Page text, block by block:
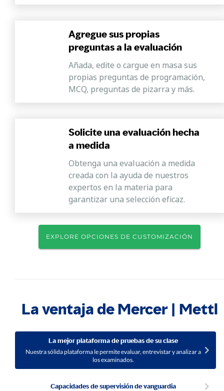
Agregue sus propias
preguntas a la evaluación
Añada, edite o cargue en masa sus
propias preguntas de programación,
MCQ, preguntas de pizarra y más.
Solicite una evaluación hecha
a medida
Obtenga una evaluación a medida
creada con la ayuda de nuestros
expertos en la materia para
garantizar una selección eficaz.
EXPLORE OPCIONES DE CUSTOMIZACIÓN
La ventaja de Mercer | Mettl
La mejor plataforma de pruebas de su clase
Nuestra sólida plataforma le permite evaluar, entrevistar y analizar a
los examinados.
Capacidades de supervisión de vanguardia